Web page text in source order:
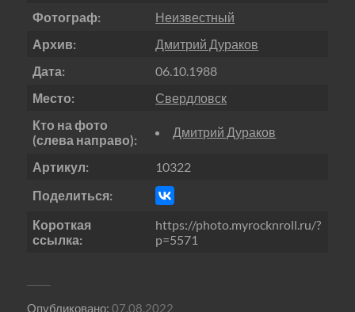
Фотограф:
Неизвестный
Архив:
Дмитрий Дураков
Дата:
06.10.1988
Место:
Свердловск
Кто на фото
(слева направо):
Дмитрий Дураков
Артикул:
10322
Поделиться:
Короткая
ссылка:
https://photo.myrocknroll.ru/?
p=5571
Опубликовано: 07.08.2022